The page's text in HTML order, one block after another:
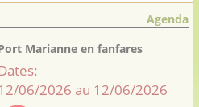
Agenda
Marianne en fanfares
12/06/2026 au 12/06/2026